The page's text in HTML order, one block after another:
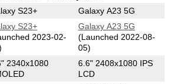
S23+ Galaxy A23 5G
S23+
2023-02-
Galaxy A23 5G
(Launched 2022-08-
05)
2340x1080
6.6" 2408x1080 IPS
LCD